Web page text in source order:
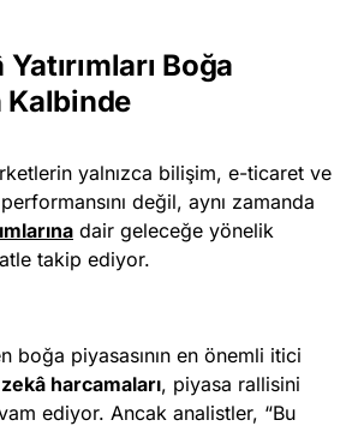
Boğa
Kalbinde
yalnızca bilişim, e-ticaret ve
değil, aynı zamanda
dair geleceğe yönelik
takip ediyor.
boğa piyasasının en önemli itici
harcamaları, piyasa rallisini
ediyor. Ancak analistler, “Bu